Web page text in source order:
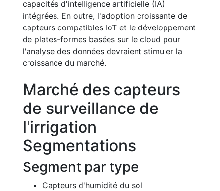
capacités d'intelligence artificielle (IA)
intégrées. En outre, l'adoption croissante de
capteurs compatibles IoT et le développement
de plates-formes basées sur le cloud pour
l'analyse des données devraient stimuler la
croissance du marché.
Marché des capteurs
de surveillance de
l'irrigation
Segmentations
Segment par type
Capteurs d'humidité du sol